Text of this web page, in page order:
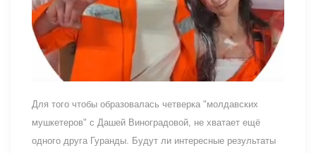
Для того чтобы образовалась четверка "молдавских
мушкетеров" с Дашей Виноградовой, не хватает ещё
одного друга Гуранды. Будут ли интересные результаты